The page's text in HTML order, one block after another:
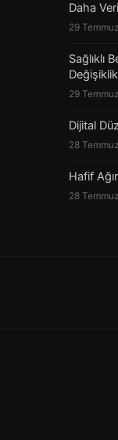
Daha
29
Sağlıklı
29
Dijital
28
Hafif
28